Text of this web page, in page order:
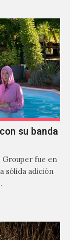
su banda
Grouper fue en
sólida adición